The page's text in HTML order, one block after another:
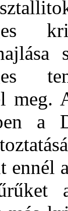
meg.
a
ennél